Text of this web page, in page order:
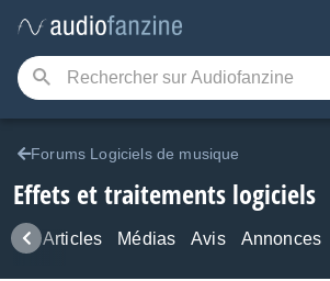
Forums Logiciels de musique
Effets et traitements logiciels
Articles Médias Avis Annonces